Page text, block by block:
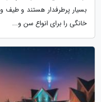
بسیار پرطرفدار هستند و طیف
خانگی را برای انواع سن و...